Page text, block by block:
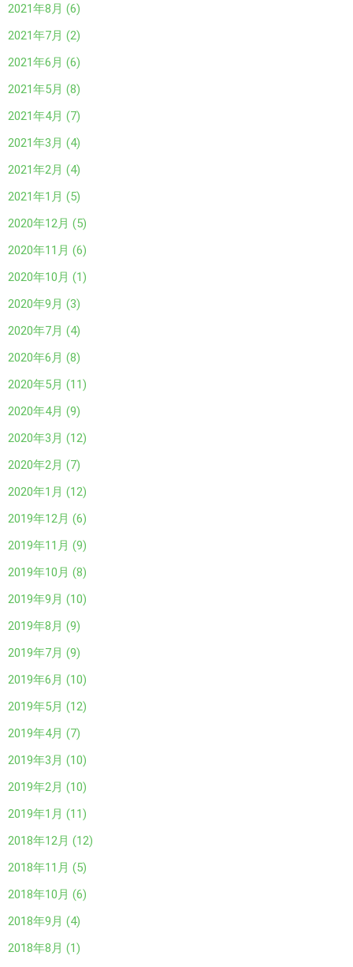
2021年8月 (6)
2021年7月 (2)
2021年6月 (6)
2021年5月 (8)
2021年4月 (7)
2021年3月 (4)
2021年2月 (4)
2021年1月 (5)
2020年12月 (5)
2020年11月 (6)
2020年10月 (1)
2020年9月 (3)
2020年7月 (4)
2020年6月 (8)
2020年5月 (11)
2020年4月 (9)
2020年3月 (12)
2020年2月 (7)
2020年1月 (12)
2019年12月 (6)
2019年11月 (9)
2019年10月 (8)
2019年9月 (10)
2019年8月 (9)
2019年7月 (9)
2019年6月 (10)
2019年5月 (12)
2019年4月 (7)
2019年3月 (10)
2019年2月 (10)
2019年1月 (11)
2018年12月 (12)
2018年11月 (5)
2018年10月 (6)
2018年9月 (4)
2018年8月 (1)